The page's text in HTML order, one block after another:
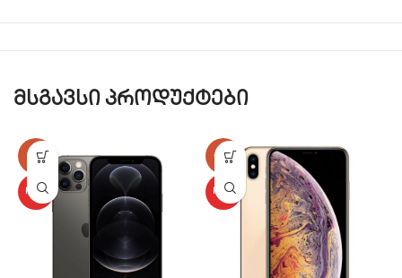
მსგავსი პროდუქტები
-17%
HOT
-25%
HOT